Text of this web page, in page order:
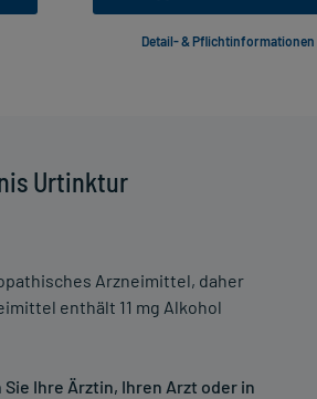
Urtinktur
Arzneimittel, daher
enthält 11 mg Alkohol
Ihre Ärztin, Ihren Arzt oder in
Detail- & Pflichtinformationen